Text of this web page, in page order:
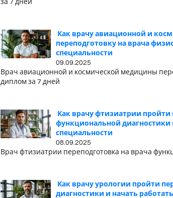
за 7 дней
Как врачу авиационной и
переподготовку на врача
специальности
09.09.2025
Врач авиационной и космической медицины
диплом за 7 дней
Как врачу фтизиатрии пройти
функциональной диагностики
специальности
08.09.2025
Врач фтизиатрии переподготовка на врача
Как врачу урологии пройти
диагностики и начать